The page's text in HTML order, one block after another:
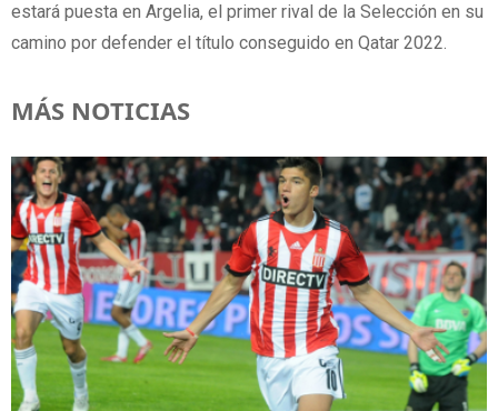
estará puesta en Argelia, el primer rival de la Selección en su
camino por defender el título conseguido en Qatar 2022.
MÁS NOTICIAS